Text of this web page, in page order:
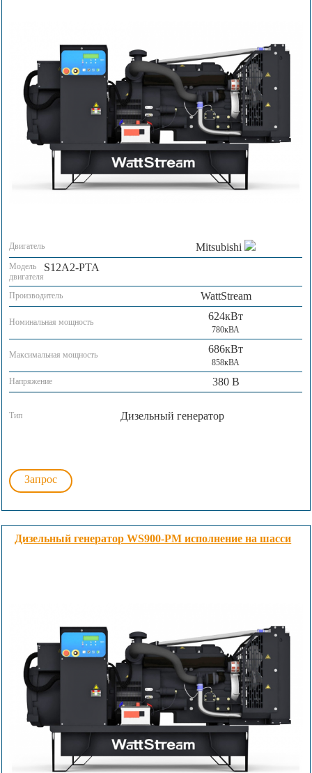
Двигатель Mitsubishi
Модель
двигателя
S12A2-PTA
Производитель WattStream
Номинальная мощность 624кВт
780кВА
Максимальная мощность 686кВт
858кВА
Напряжение
380 В
Тип Дизельный генератор
Запрос
Дизельный генератор WS900-PM исполнение на шасси